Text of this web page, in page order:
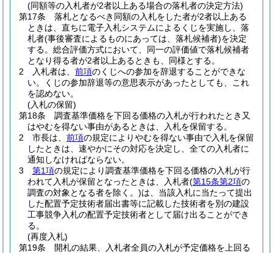
(同額等の入札者が2者以上ある場合の落札者の決定方法)
第17条
落札となるべき同額の入札をした者が2者以上ある
ときは、直ちに電子入札システムによるくじを実施し、落
札者(事後審査によるものにあっては、落札候補者)を決定
する。 総合評価方式において、同一の評価値で落札候補者
となり得る者が2者以上あるときも、同様とする。
2
入札者は、 前項のくじへの参加を辞退することができな
い。
くじの参加辞退等の意思表示があったとしても、これ
を認めない。
(入札の保留)
第18条
調査基準価格を下回る価格の入札が行われたとき又
はやむを得ない事由があるときは、入札を保留する。
2
市長は、 前項の規定によりやむを得ない事由で入札を保留
したときは、速やかにその対応を決定し、全ての入札者に
通知しなければならない。
3
第1項の規定により調査基準価格を下回る価格の入札が行
われて入札が保留となったときは、入札者(第15条第2項の
調査の対象となる者を除く。)は、当該入札に当たって提出
した配置予定技術者届出書等に記載した技術者を別の建設
工事競争入札の配置予定技術者として届け出ることができ
る。
(再度入札)
第19条
開札の結果、入札者全員の入札が予定価格を上回る